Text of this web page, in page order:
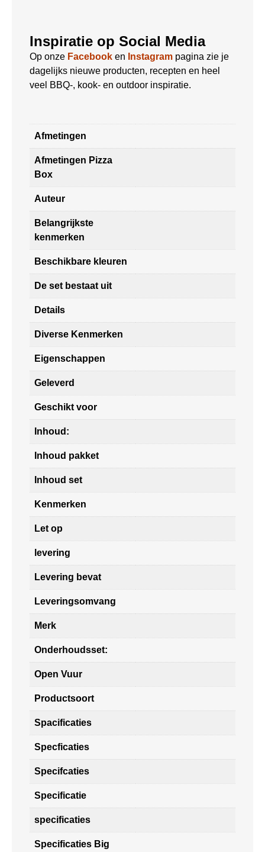
Inspiratie op Social Media
Op onze Facebook en Instagram pagina zie je
dagelijks nieuwe producten, recepten en heel
veel BBQ-, kook- en outdoor inspiratie.
Afmetingen
Afmetingen Pizza
Box
Auteur
Belangrijkste
kenmerken
Beschikbare kleuren
De set bestaat uit
Details
Diverse Kenmerken
Eigenschappen
Geleverd
Geschikt voor
Inhoud:
Inhoud pakket
Inhoud set
Kenmerken
Let op
levering
Levering bevat
Leveringsomvang
Merk
Onderhoudsset:
Open Vuur
Productsoort
Spacificaties
Specficaties
Specifcaties
Specificatie
specificaties
Specificaties Big